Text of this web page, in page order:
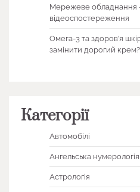
Мережеве обладнання
відеоспостереження
Омега-3 та здоров’я
замінити дорогий крем?
Категорії
Автомобілі
Ангельська нумерологія
Астрологія